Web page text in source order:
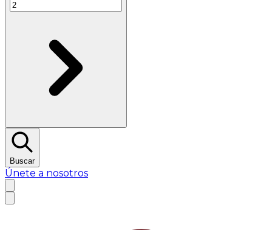
Buscar
Únete a nosotros